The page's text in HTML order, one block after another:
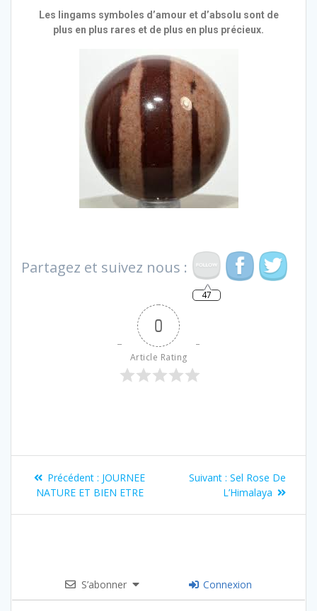
Les lingams symboles d’amour et d’absolu sont de
plus en plus rares et de plus en plus précieux.
Partagez et suivez nous :
47
0
Article Rating
Précédent : JOURNEE
NATURE ET BIEN ETRE
Suivant : Sel Rose De
L’Himalaya
S’abonner Connexion